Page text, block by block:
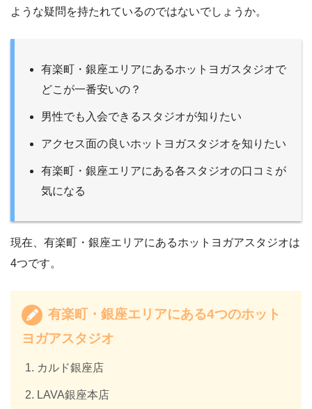
ような疑問を持たれているのではないでしょうか。
有楽町・銀座エリアにあるホットヨガスタジオで
どこが一番安いの？
男性でも入会できるスタジオが知りたい
アクセス面の良いホットヨガスタジオを知りたい
有楽町・銀座エリアにある各スタジオの口コミが
気になる
現在、有楽町・銀座エリアにあるホットヨガアスタジオは
4つです。
有楽町・銀座エリアにある4つのホット
ヨガアスタジオ
カルド銀座店
LAVA銀座本店